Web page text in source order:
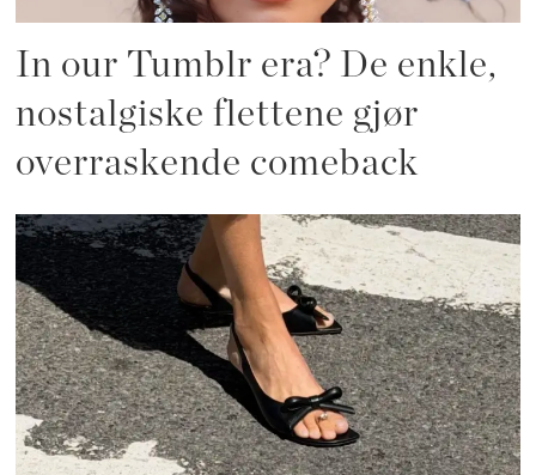
In our Tumblr era? De enkle,
nostalgiske flettene gjør
overraskende comeback